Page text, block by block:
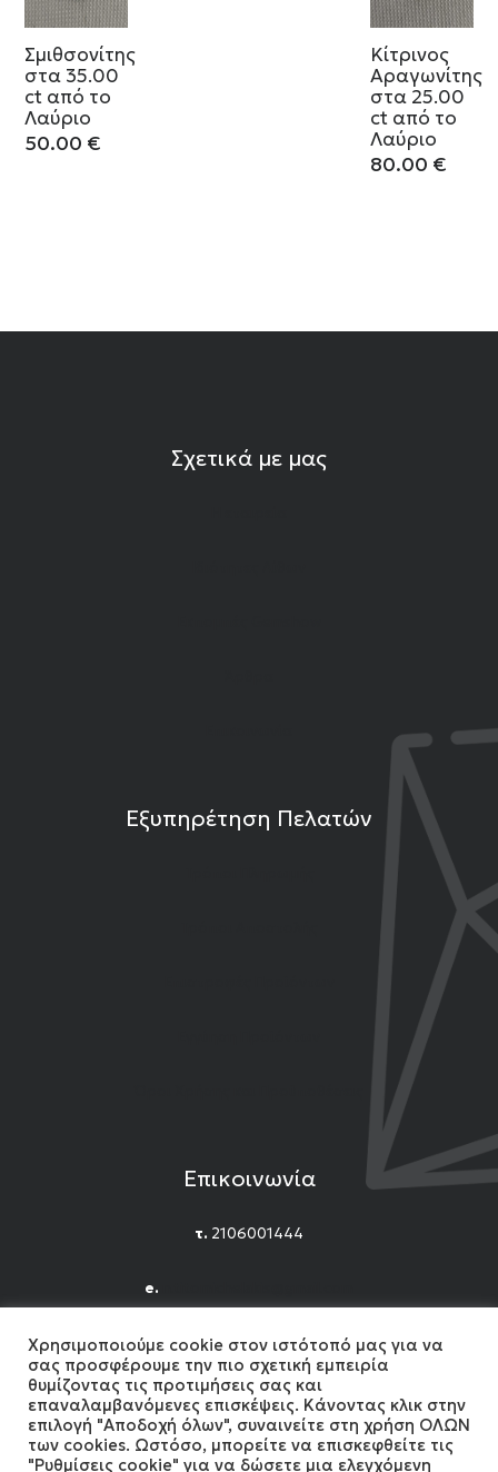
Σμιθσονίτης
στα 35.00
ct από το
Λαύριο
50.00 €
Κίτρινος
Αραγωνίτης
στα 25.00
ct από το
Λαύριο
80.00 €
Σχετικά με μας
Εξυπηρέτηση Πελατών
Επικοινωνία
τ. 2106001444
e.
Facebook
Instagram
YouTube
Χρησιμοποιούμε cookie στον ιστότοπό μας για να
σας προσφέρουμε την πιο σχετική εμπειρία
θυμίζοντας τις προτιμήσεις σας και
επαναλαμβανόμενες επισκέψεις. Κάνοντας κλικ στην
επιλογή "Αποδοχή όλων", συναινείτε στη χρήση ΟΛΩΝ
των cookies. Ωστόσο, μπορείτε να επισκεφθείτε τις
"Ρυθμίσεις cookie" για να δώσετε μια ελεγχόμενη